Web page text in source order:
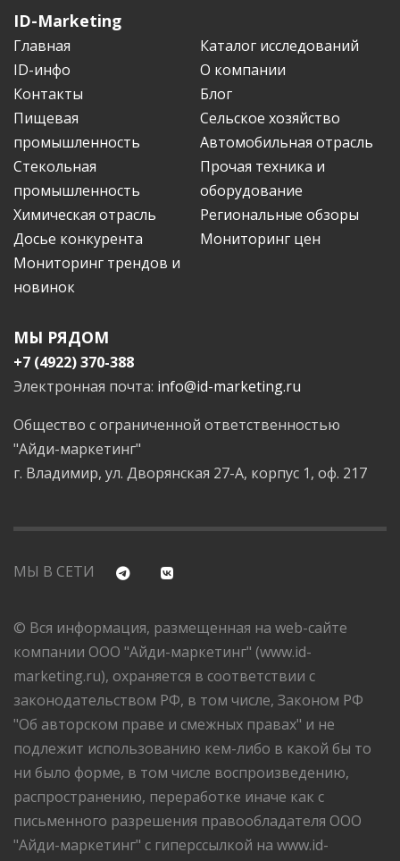
ID-Marketing
Главная
Каталог исследований
ID-инфо
О компании
Контакты
Блог
Пищевая
промышленность
Сельское хозяйство
Автомобильная отрасль
Стекольная
промышленность
Прочая техника и
оборудование
Химическая отрасль
Региональные обзоры
Досье конкурента
Мониторинг цен
Мониторинг трендов и
новинок
МЫ РЯДОМ
+7 (4922) 370-388
Электронная почта: info@id-marketing.ru
Общество с ограниченной ответственностью
"Айди-маркетинг"
г. Владимир, ул. Дворянская 27-А, корпус 1, оф. 217
МЫ В СЕТИ
© Вся информация, размещенная на web-сайте
компании ООО "Айди-маркетинг" (www.id-
marketing.ru), охраняется в соответствии с
законодательством РФ, в том числе, Законом РФ
"Об авторском праве и смежных правах" и не
подлежит использованию кем-либо в какой бы то
ни было форме, в том числе воспроизведению,
распространению, переработке иначе как с
письменного разрешения правообладателя ООО
"Айди-маркетинг" с гиперссылкой на www.id-